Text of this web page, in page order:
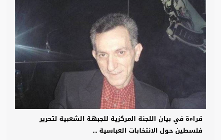
قراءة في بيان اللجنة المركزية للجبهة الشعبية لتحرير
فلسطين حول الانتخابات العباسية ...